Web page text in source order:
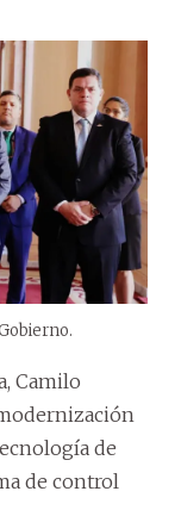
Camilo
de
de control